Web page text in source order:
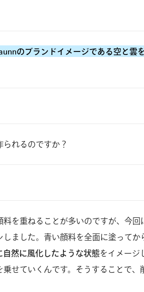
のブランドイメージである空と雲
れるのですか？
を重ねることが多いのですが、今回
しました。青い顔料を全面に塗ってか
然に風化したような状態をイメージ
せていくんです。そうすることで、